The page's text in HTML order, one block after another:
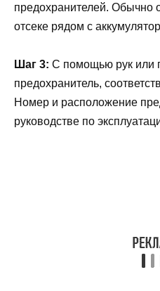
предохранителей. Обычно
отсеке рядом с
Шаг 3: С помощью рук или
предохранитель,
Номер и расположение
руководстве по